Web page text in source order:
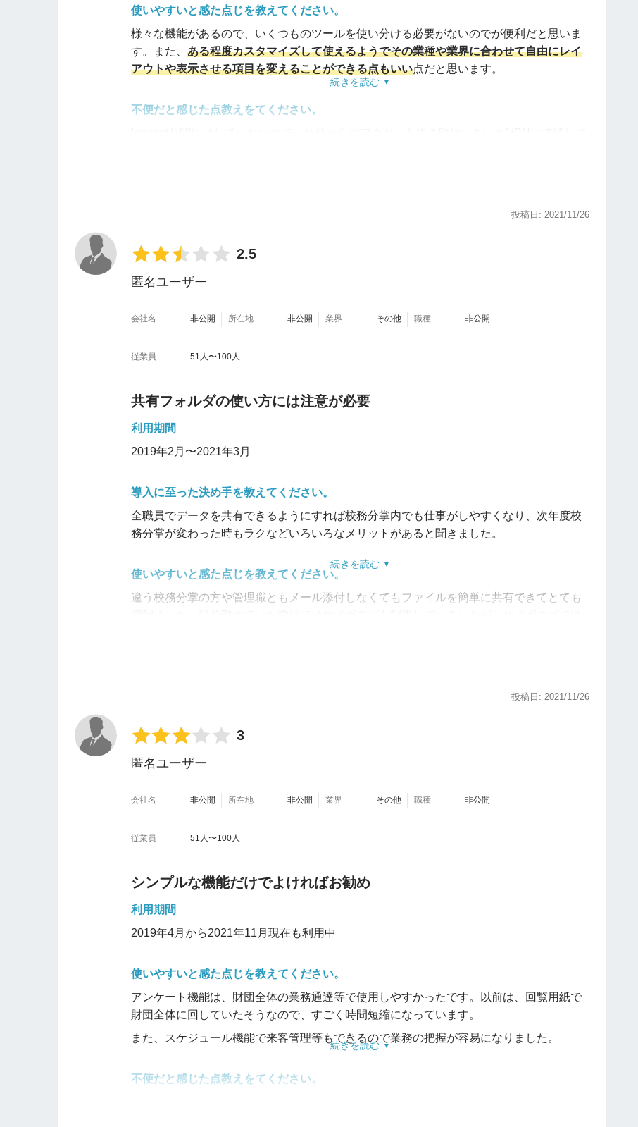
他の会社にもおすすめしますか？
価格が安いのでおすすめ です。今まで、紙ベースでおこなっていたものが電子化する為
の、基本的なツールがオプション無しで使用出来ます。使用していると少し物足りない気
がしますが、会社全体のITリテラシー向上に一役買うと思います。
使いやすいと感た点じを教えてください。
様々な機能があるので、いくつものツールを使い分ける必要がないのでが便利だと思いま
す。また、 ある程度カスタマイズして使えるようでその業種や業界に合わせて自由にレイ
アウトや表示させる項目を変えることができる点もいい点だと思います。
不便だと感じた点教えをてください。
続きを読む
投稿日: 2021/11/26
2.5
匿名ユーザー
会社名 非公開 所在地 非公開 業界 その他 職種 非公開
従業員 51人〜100人
共有フォルダの使い方には注意が必要
利用期間
2019年2月〜2021年3月
導入に至った決め手を教えてください。
全職員でデータを共有できるようにすれば校務分掌内でも仕事がしやすくなり、次年度校
務分掌が変わった時もラクなどいろいろなメリットがあると聞きました。
使いやすいと感た点じを教えてください。
違う校務分掌の方や管理職ともメール添付しなくてもファイルを簡単に共有できてとても
関しても、確認ボタンがあるので、誰が確認したかしていないかがすぐ分かり、コメント
不便だと感じた点教えをてください。
ればならず正直面倒で、情報を見逃したこともありました。開けば一気に全文見られる方
スレッドに関しては、サイボウズの方がカラーで、スレッドを開くと全文開いてくれるの
他の会社にもおすすめしますか？
すぐにデータを共有できるので、忙しい会社の方にはおすすめ
のかもしれませんが、共有フォルダは全職員(全社員)誰でも見られてしまうので、見られた
には注意が必要です。そのため、仕事内容全てが機密情報を扱っているような会社にはお
すすめはしません。
続きを読む
投稿日: 2021/11/26
3
匿名ユーザー
会社名 非公開 所在地 非公開 業界 その他 職種 非公開
従業員 51人〜100人
シンプルな機能だけでよければお勧め
利用期間
2019年4月から2021年11月現在も利用中
使いやすいと感た点じを教えてください。
アンケート機能は、財団全体の業務通達等で使用しやすかったです。以前は、回覧用紙で
財団全体に回していたそうなので、すごく時間短縮になっています。
また、スケジュール機能で来客管理等もできるので業務の把握が容易になりました。
不便だと感じた点教えをてください。
続きを読む